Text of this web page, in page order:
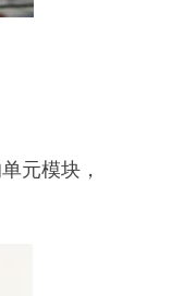
元模块，